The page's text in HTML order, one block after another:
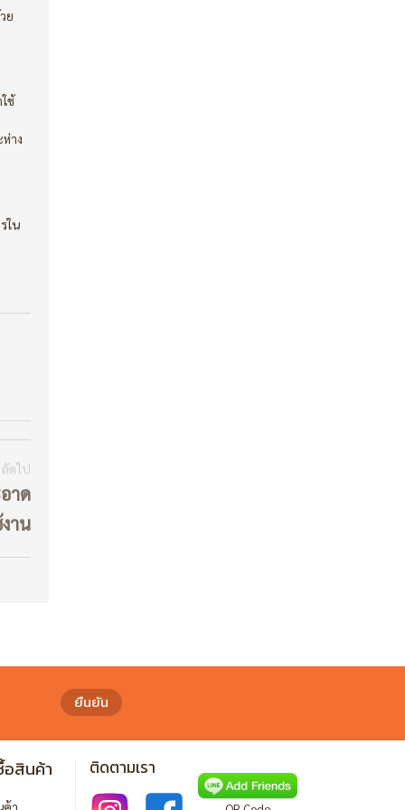
ย
ช้
าง
ใน
ถัดไป
าด
าน
ยืนยัน
สินค้า
ค้า
ติดตามเรา